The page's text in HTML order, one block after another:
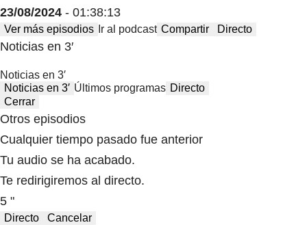
23/08/2024 - 01:38:13
Ver más episodios Ir al podcast Compartir Directo
Noticias en 3′
Noticias en 3′
Noticias en 3′ Últimos programas Directo
Cerrar
Otros episodios
Cualquier tiempo pasado fue anterior
Tu audio se ha acabado.
Te redirigiremos al directo.
5 "
Directo
Cancelar